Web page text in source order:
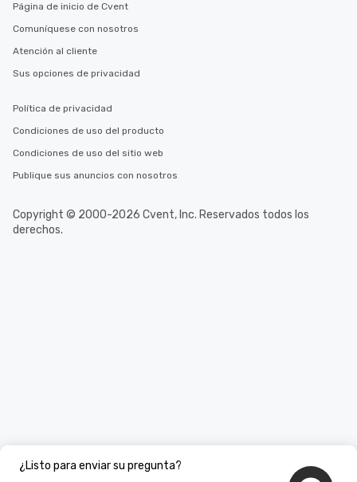
¿Listo para enviar su pregunta?
Página de inicio de Cvent
Comuníquese con nosotros
Atención al cliente
Sus opciones de privacidad
Política de privacidad
Condiciones de uso del producto
Condiciones de uso del sitio web
Publique sus anuncios con nosotros
Copyright © 2000-2026 Cvent, Inc. Reservados todos los
derechos.